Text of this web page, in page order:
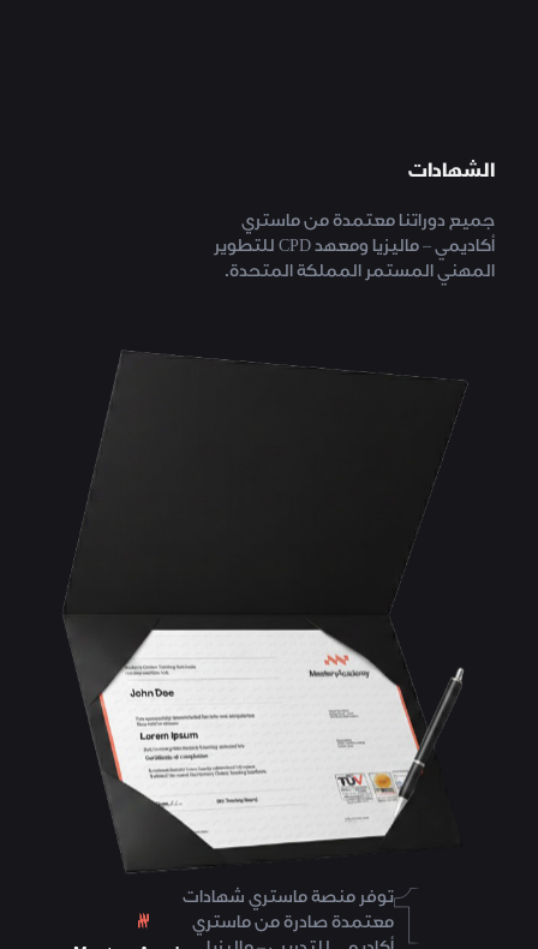
الشهادات
جميع دوراتنا معتمدة من ماستري
أكاديمي – ماليزيا ومعهد CPD للتطوير
المهني المستمر المملكة المتحدة.
توفر منصة ماستري شهادات
معتمدة صادرة من ماستري